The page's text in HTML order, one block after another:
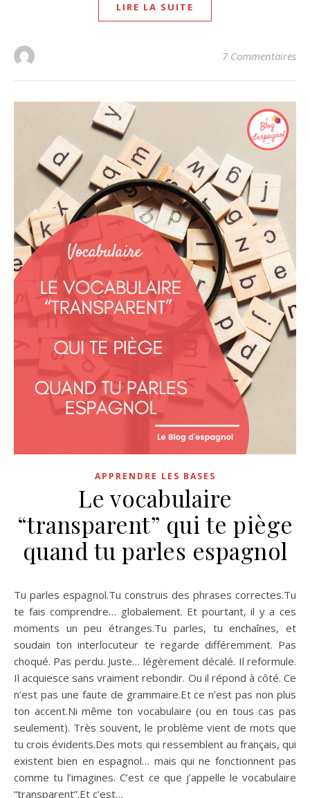
LIRE LA SUITE
7 Commentaires
APPRENDRE LES BASES
Le vocabulaire
“transparent” qui te piège
quand tu parles espagnol
Tu parles espagnol.Tu construis des phrases correctes.Tu
te fais comprendre… globalement. Et pourtant, il y a ces
moments un peu étranges.Tu parles, tu enchaînes, et
soudain ton interlocuteur te regarde différemment. Pas
choqué. Pas perdu. Juste… légèrement décalé. Il reformule.
Il acquiesce sans vraiment rebondir. Ou il répond à côté. Ce
n’est pas une faute de grammaire.Et ce n’est pas non plus
ton accent.Ni même ton vocabulaire (ou en tous cas pas
seulement). Très souvent, le problème vient de mots que
tu crois évidents.Des mots qui ressemblent au français, qui
existent bien en espagnol… mais qui ne fonctionnent pas
comme tu l’imagines. C’est ce que j’appelle le vocabulaire
“transparent”.Et c’est…